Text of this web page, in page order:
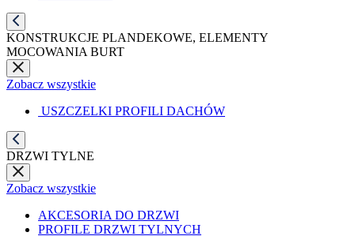
KONSTRUKCJE PLANDEKOWE, ELEMENTY
MOCOWANIA BURT
Zobacz wszystkie
USZCZELKI PROFILI DACHÓW
DRZWI TYLNE
Zobacz wszystkie
AKCESORIA DO DRZWI
PROFILE DRZWI TYLNYCH